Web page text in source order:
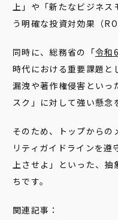
上」や「新たなビジネス
う明確な投資対効果（
同時に、総務省の「令和
時代における重要課題と
漏洩や著作権侵害といっ
スク」に対して強い懸念
そのため、トップからの
リティガイドラインを
上させよ」といった、抽
ちです。
関連記事：